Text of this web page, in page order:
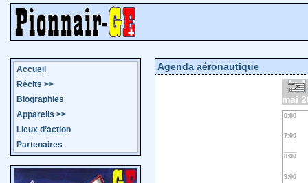
Accueil
Récits >>
Biographies
Appareils >>
Lieux d’action
Partenaires
Agenda aéronautique
mai
0:00
7:00
8:00
9:00